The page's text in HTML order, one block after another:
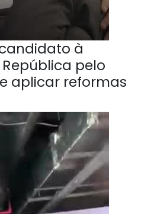
à
pelo
aplicar reformas